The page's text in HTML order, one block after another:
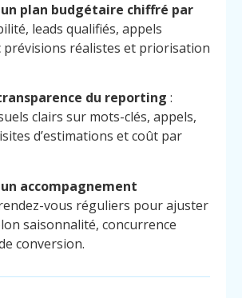
plan budgétaire chiffré par
leads qualifiés, appels
prévisions réalistes et priorisation
du reporting :
clairs sur mots-clés, appels,
d’estimations et coût par
accompagnement
vous réguliers pour ajuster
saisonnalité, concurrence
conversion.